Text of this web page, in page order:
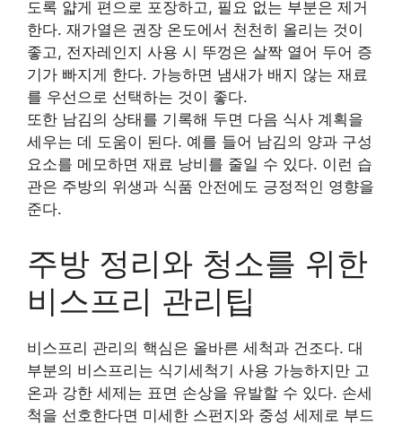
도록 얇게 편으로 포장하고, 필요 없는 부분은 제거
한다. 재가열은 권장 온도에서 천천히 올리는 것이
좋고, 전자레인지 사용 시 뚜껑은 살짝 열어 두어 증
기가 빠지게 한다. 가능하면 냄새가 배지 않는 재료
를 우선으로 선택하는 것이 좋다.
또한 남김의 상태를 기록해 두면 다음 식사 계획을
세우는 데 도움이 된다. 예를 들어 남김의 양과 구성
요소를 메모하면 재료 낭비를 줄일 수 있다. 이런 습
관은 주방의 위생과 식품 안전에도 긍정적인 영향을
준다.
주방 정리와 청소를 위한
비스프리 관리팁
비스프리 관리의 핵심은 올바른 세척과 건조다. 대
부분의 비스프리는 식기세척기 사용 가능하지만 고
온과 강한 세제는 표면 손상을 유발할 수 있다. 손세
척을 선호한다면 미세한 스펀지와 중성 세제로 부드